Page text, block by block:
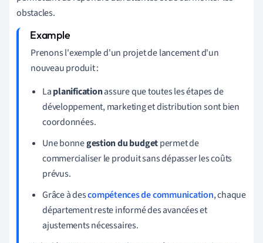
obstacles.
Prenons l'exemple d'un projet de lancement d'un
nouveau produit :
Laplanificationassure que toutes les étapes de
développement, marketing et distribution sont bien
coordonnées.
Une bonnegestion du budgetpermet de
commercialiser le produit sans dépasser les coûts
prévus.
Grâce à descompétences de communication, chaque
département reste informé des avancées et
ajustements nécessaires.